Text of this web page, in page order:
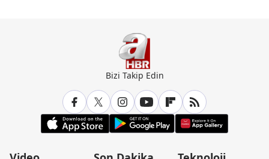
Bizi Takip Edin